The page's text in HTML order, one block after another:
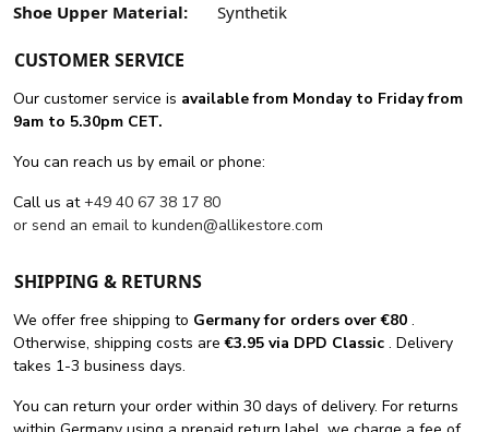
Shoe Upper Material:
Synthetik
CUSTOMER SERVICE
Our customer service is available from Monday to Friday from
9am to 5.30pm CET.
You can reach us by email or phone:
Call us at+49 40 67 38 17 80
or send an email to kunden@allikestore.com
SHIPPING & RETURNS
We offer free shipping to Germany for orders over €80 .
Otherwise, shipping costs are€3.95 via DPD Classic . Delivery
takes 1-3 business days.
You can return your order within 30 days of delivery. For returns